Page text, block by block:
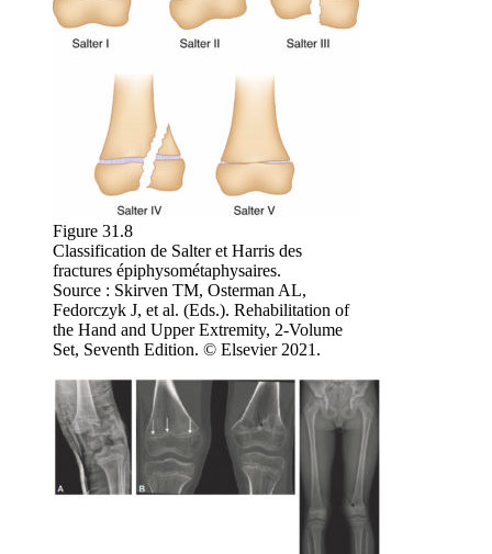
Figure 31.8
Classification de Salter et Harris des
fractures épiphysométaphysaires.
Source : Skirven TM, Osterman AL,
Fedorczyk J, et al. (Eds.). Rehabilitation of
the Hand and Upper Extremity, 2-Volume
Set, Seventh Edition. © Elsevier 2021.